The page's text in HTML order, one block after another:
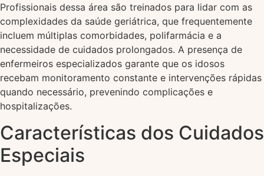
Profissionais dessa área são treinados para lidar com as
complexidades da saúde geriátrica, que frequentemente
incluem múltiplas comorbidades, polifarmácia e a
necessidade de cuidados prolongados. A presença de
enfermeiros especializados garante que os idosos
recebam monitoramento constante e intervenções rápidas
quando necessário, prevenindo complicações e
hospitalizações.
Características dos Cuidados
Especiais